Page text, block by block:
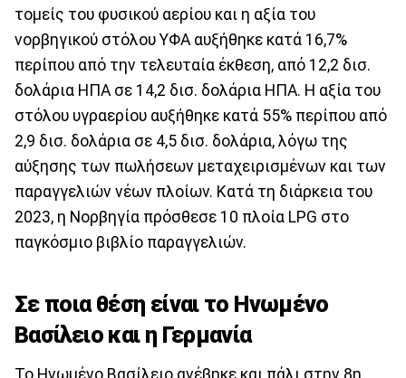
τομείς του φυσικού αερίου και η αξία του
νορβηγικού στόλου ΥΦΑ αυξήθηκε κατά 16,7%
περίπου από την τελευταία έκθεση, από 12,2 δισ.
δολάρια ΗΠΑ σε 14,2 δισ. δολάρια ΗΠΑ. Η αξία του
στόλου υγραερίου αυξήθηκε κατά 55% περίπου από
2,9 δισ. δολάρια σε 4,5 δισ. δολάρια, λόγω της
αύξησης των πωλήσεων μεταχειρισμένων και των
παραγγελιών νέων πλοίων. Κατά τη διάρκεια του
2023, η Νορβηγία πρόσθεσε 10 πλοία LPG στο
παγκόσμιο βιβλίο παραγγελιών.
Σε ποια θέση είναι το Ηνωμένο
Βασίλειο και η Γερμανία